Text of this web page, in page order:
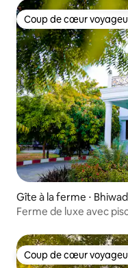
Coup de cœur
Coup de cœur
Gîte à la ferme ⋅
Ferme de luxe avec
Coup de cœur
Coup de cœur